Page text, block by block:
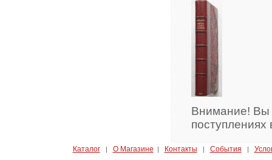
Внимание! Вы
Каталог| О Магазине | Контакты | События |